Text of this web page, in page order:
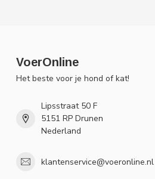
VoerOnline
Het beste voor je hond of kat!
Lipsstraat 50 F
5151 RP Drunen
Nederland
klantenservice@voeronline.nl